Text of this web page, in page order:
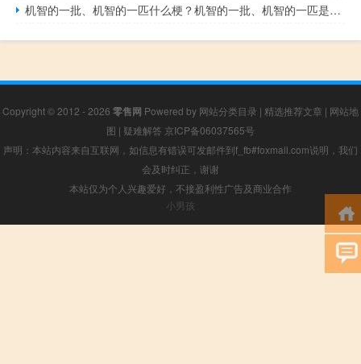
机智的一批、机智的一匹什么梗？机智的一批、机智的一匹是什么意思什么梗
Copyright © 2012 - 2026 零售网 Powered by 网站分类目录 | 精选推荐文章 | 网站地
图 | 疑难解答 京ICP备06037565号
声明：本站内容来自互联网，如信息有错误可发邮件到f_fb#foxmail.com说明，我们
会及时纠正，谢谢
本站仅为个人兴趣爱好，不接盈利性广告及商业合作
小男孩